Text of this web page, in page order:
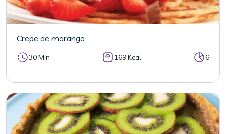
Crepe de morango
30 Min 169 Kcal 6